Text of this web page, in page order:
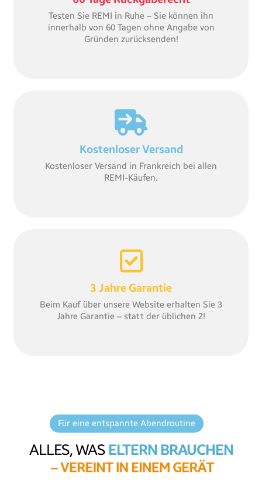
Testen Sie REMI in Ruhe – Sie können ihn
innerhalb von 60 Tagen ohne Angabe von
Gründen zurücksenden!
Kostenloser Versand
Kostenloser Versand in Frankreich bei allen
REMI-Käufen.
3 Jahre Garantie
Beim Kauf über unsere Website erhalten Sie 3
Jahre Garantie – statt der üblichen 2!
Für eine entspannte Abendroutine
ALLES, WAS ELTERN BRAUCHEN
–VEREINT IN EINEM GERÄT